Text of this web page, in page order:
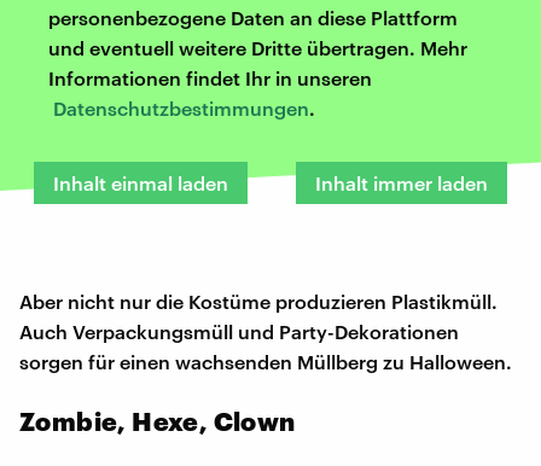
personenbezogene Daten an diese Plattform
und eventuell weitere Dritte übertragen. Mehr
Informationen findet Ihr in unseren
Datenschutzbestimmungen.
Inhalt einmal laden Inhalt immer laden
Aber nicht nur die Kostüme produzieren Plastikmüll.
Auch Verpackungsmüll und Party-Dekorationen
sorgen für einen wachsenden Müllberg zu Halloween.
Zombie, Hexe, Clown